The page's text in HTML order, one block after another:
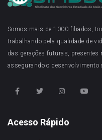
Somos mais de 1000 filiados,
trabalhando pela qualidade de
das gerações futuras,
assegurando o desenvolvimento
Acesso Rápido